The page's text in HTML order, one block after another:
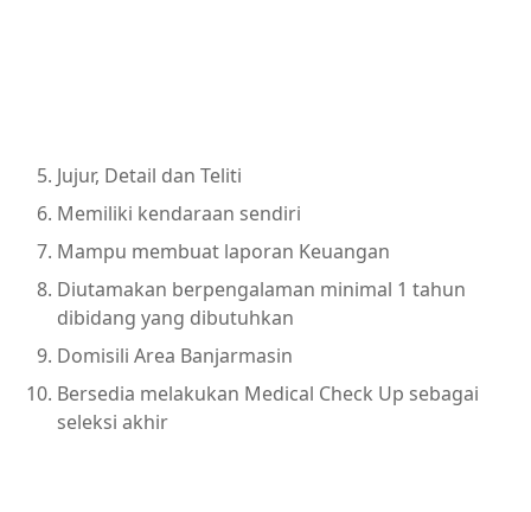
Jujur, Detail dan Teliti
Memiliki kendaraan sendiri
Mampu membuat laporan Keuangan
Diutamakan berpengalaman minimal 1 tahun
dibidang yang dibutuhkan
Domisili Area Banjarmasin
Bersedia melakukan Medical Check Up sebagai
seleksi akhir